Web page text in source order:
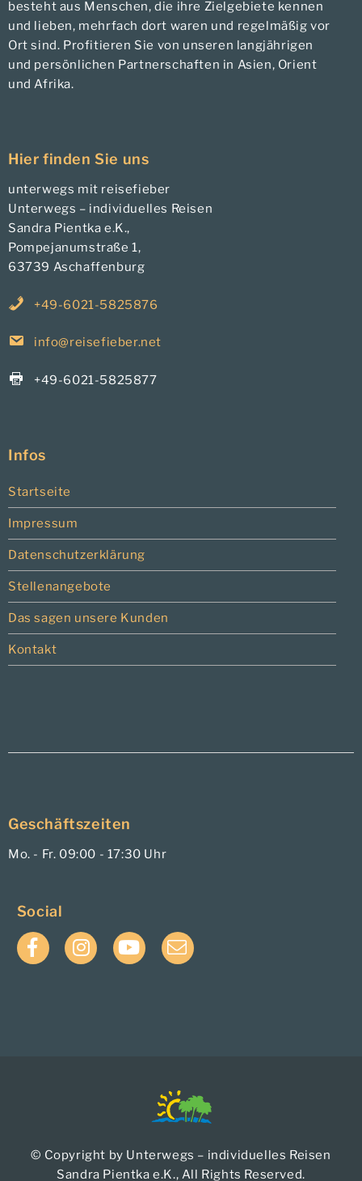
besteht aus Menschen, die ihre Zielgebiete kennen
und lieben, mehrfach dort waren und regelmäßig vor
Ort sind. Profitieren Sie von unseren langjährigen
und persönlichen Partnerschaften in Asien, Orient
und Afrika.
Hier finden Sie uns
unterwegs mit reisefieber
Unterwegs – individuelles Reisen
Sandra Pientka e.K.,
Pompejanumstraße 1,
63739 Aschaffenburg
+49-6021-5825876
info@reisefieber.net
+49-6021-5825877
Infos
Startseite
Impressum
Datenschutzerklärung
Stellenangebote
Das sagen unsere Kunden
Kontakt
Geschäftszeiten
Mo. - Fr. 09:00 - 17:30 Uhr
Social
FacebookInstagramYouTubeE-
Mail
© Copyright by Unterwegs – individuelles Reisen
Sandra Pientka e.K., All Rights Reserved.